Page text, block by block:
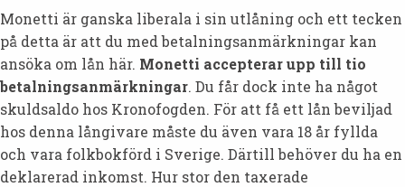
Monetti är ganska liberala i sin utlåning och ett tecken
på detta är att du med betalningsanmärkningar kan
ansöka om lån här. Monetti accepterar upp till tio
betalningsanmärkningar. Du får dock inte ha något
skuldsaldo hos Kronofogden. För att få ett lån beviljad
hos denna långivare måste du även vara 18 år fyllda
och vara folkbokförd i Sverige. Därtill behöver du ha en
deklarerad inkomst. Hur stor den taxerade